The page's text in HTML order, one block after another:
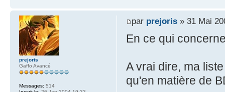
par prejoris» 31 Mai
En ce qui
A vrai dire, ma
qu'en matière de
prejoris
Gaffo Avancé
Messages: 514